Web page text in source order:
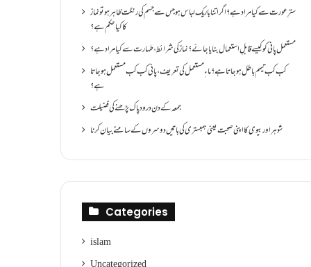
سترِ عورت سے کیا مراد ہے؟اگر اتنا باریک لباس ہو جس سے جسم کی رنگت ظاہر ہو تو نماز
کا کیا حکم ہے؟
مستعمل پانی کو کیسے قابلِ استعمال بنایا جائے؟ نماز کی شرائط ،طہارت سے کیا مراد ہے؟
کب کب تیمم باطل ہو جاتا ہے؟ ماءِ مستعمل کی تعریف ،پانی کب کب مستعمل ہو جاتا
ہے؟
جمعہ کے دن درود پاک پڑھنے کی فضیلت
شوہر اور بیوی کا اپنی صحبت یعنی ہمبستری کی باتیں دوسروں کے سامنے بیان کرنا
Categories
islam